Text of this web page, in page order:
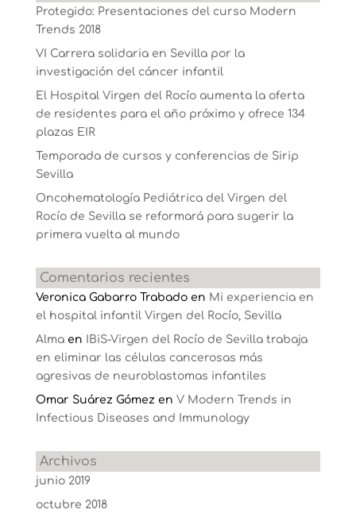
Protegido: Presentaciones del curso Modern
Trends 2018
VI Carrera solidaria en Sevilla por la
investigación del cáncer infantil
El Hospital Virgen del Rocío aumenta la oferta
de residentes para el año próximo y ofrece 134
plazas EIR
Temporada de cursos y conferencias de Sirip
Sevilla
Oncohematología Pediátrica del Virgen del
Rocío de Sevilla se reformará para sugerir la
primera vuelta al mundo
Comentarios recientes
Veronica Gabarro Trabadoen Mi experiencia en
el hospital infantil Virgen del Rocío, Sevilla
Almaen
IBiS-Virgen del Rocío de Sevilla trabaja
en eliminar las células cancerosas más
agresivas de neuroblastomas infantiles
Omar Suárez Gómez en V Modern Trends in
Infectious Diseases and Immunology
Archivos
junio 2019
octubre 2018